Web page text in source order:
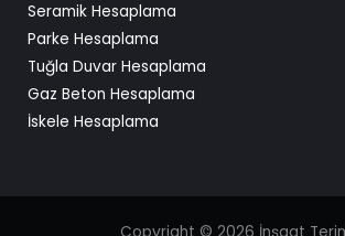
Seramik Hesaplama
Parke Hesaplama
Tuğla Duvar Hesaplama
Gaz Beton Hesaplama
İskele Hesaplama